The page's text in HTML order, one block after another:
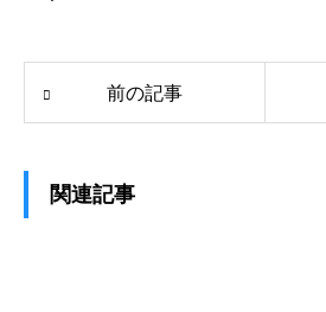
前の記事
関連記事